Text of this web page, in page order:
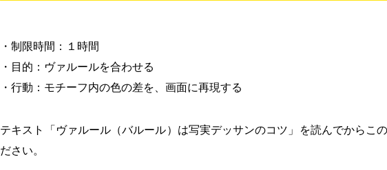
・制限時間：１時間
・目的：ヴァルールを合わせる
・行動：モチーフ内の色の差を、画面に再現する
テキスト「ヴァルール（バルール）は写実デッサンのコツ」を読んでからこ
ださい。